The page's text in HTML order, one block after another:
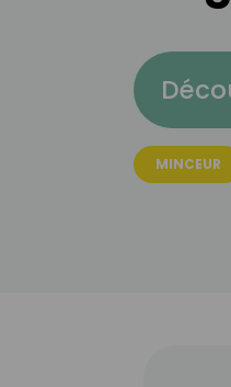
MINCEUR